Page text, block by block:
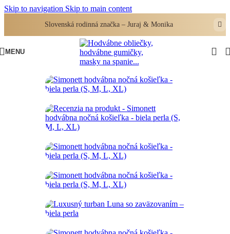
Skip to navigation Skip to main content
Slovenská rodinná značka – Juraj & Monika
MENU